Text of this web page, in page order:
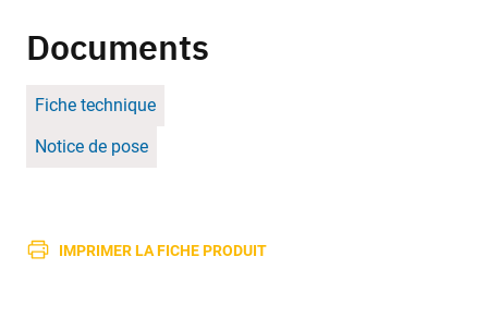
Documents
Fiche technique
Notice de pose
IMPRIMER LA FICHE PRODUIT